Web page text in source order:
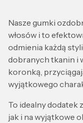
Nasze gumki
włosów i to
odmienia każdą
dobranych tkanin i
koronką,
wyjątkowego
To idealny dodatek
jak i na wyjątkowe